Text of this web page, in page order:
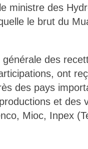
ministre des
le brut du
des
ont
des pays
et des
Mioc, Inpex